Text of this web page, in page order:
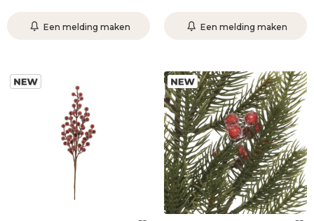
Een melding maken Een melding maken